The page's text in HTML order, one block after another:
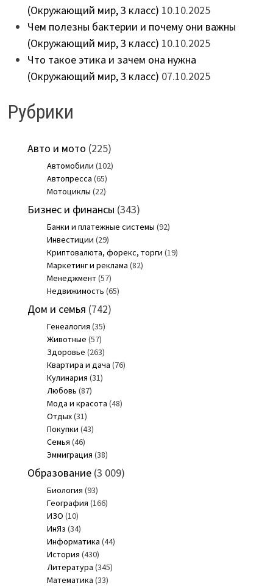
(Окружающий мир, 3 класс) 10.10.2025
Чем полезны бактерии и почему они важны
(Окружающий мир, 3 класс) 10.10.2025
Что такое этика и зачем она нужна
(Окружающий мир, 3 класс) 07.10.2025
Рубрики
Авто и мото (225)
Автомобили (102)
Автопресса (65)
Мотоциклы (22)
Бизнес и финансы (343)
Банки и платежные системы (92)
Инвестиции (29)
Криптовалюта, форекс, торги (19)
Маркетинг и реклама (82)
Менеджмент(57)
Недвижимость (65)
Дом и семья (742)
Генеалогия (35)
Животные (57)
Здоровье (263)
Квартира и дача (76)
Кулинария (31)
Любовь (87)
Мода и красота (48)
Отдых(31)
Покупки (43)
Семья (46)
Эммиграция (38)
Образование(3 009)
Биология (93)
География (166)
ИЗО (10)
ИнЯз (34)
Информатика (44)
История (430)
Литература (345)
Математика (33)